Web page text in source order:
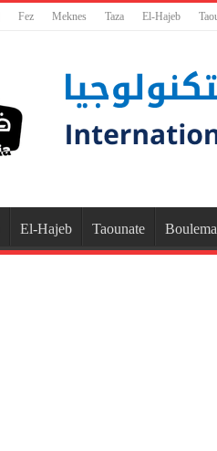
Fez Meknes Taza El-Hajeb
El-Hajeb Taounate